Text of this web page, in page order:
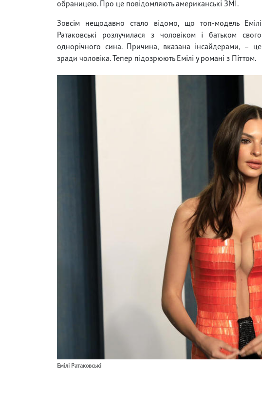
обраницею. Про це повідомляють американські ЗМІ.
Зовсім нещодавно стало відомо, що топ-модель Емілі
Ратаковські розлучилася з чоловіком і батьком свого
однорічного сина. Причина, вказана інсайдерами, – це
зради чоловіка. Тепер підозрюють Емілі у романі з Піттом.
Емілі Ратаковські